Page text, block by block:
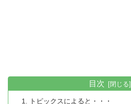
目次
トピックスによると・・・